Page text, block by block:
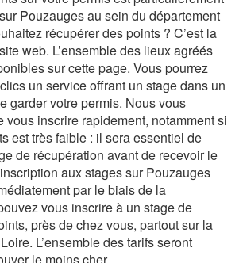
Pouzauges au sein du département
récupérer des points ? C’est la
web. L’ensemble des lieux agréés
sur cette page. Vous pourrez
un service offrant un stage dans un
garder votre permis. Nous vous
vous inscrire rapidement, notamment si
est très faible : il sera essentiel de
de récupération avant de recevoir le
aux stages sur Pouzauges
par le biais de la
vous inscrire à un stage de
près de chez vous, partout sur la
L’ensemble des tarifs seront